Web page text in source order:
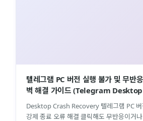
텔레그램 PC 버전 실행 불가 및 무반
벽 해결 가이드 (Telegram
Troubleshooting …
Desktop Crash Recovery 텔레그램 PC 버
강제 종료 오류 해결 클릭해도 무반응이거